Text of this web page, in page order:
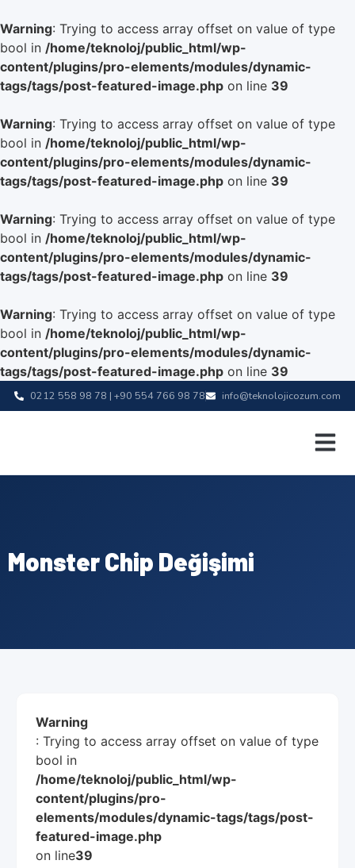
Warning: Trying to access array offset on value of type
bool in /home/teknoloj/public_html/wp-
content/plugins/pro-elements/modules/dynamic-
tags/tags/post-featured-image.php on line 39
Warning: Trying to access array offset on value of type
bool in /home/teknoloj/public_html/wp-
content/plugins/pro-elements/modules/dynamic-
tags/tags/post-featured-image.php on line 39
Warning: Trying to access array offset on value of type
bool in /home/teknoloj/public_html/wp-
content/plugins/pro-elements/modules/dynamic-
tags/tags/post-featured-image.php on line 39
Warning: Trying to access array offset on value of type
bool in /home/teknoloj/public_html/wp-
content/plugins/pro-elements/modules/dynamic-
tags/tags/post-featured-image.php on line 39
0212 558 98 78 | +90 554 766 98 78 info@teknolojicozum.com
Monster Chip Değişimi
Warning
: Trying to access array offset on value of type
bool in
/home/teknoloj/public_html/wp-
content/plugins/pro-
elements/modules/dynamic-tags/tags/post-
featured-image.php
on line39